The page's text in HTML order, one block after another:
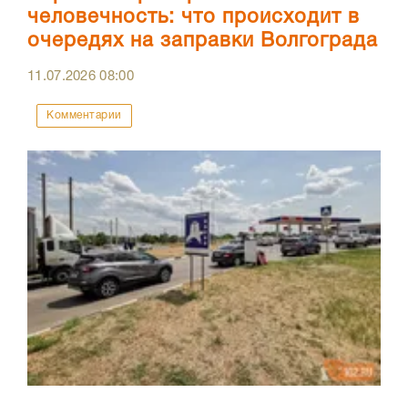
человечность: что происходит в
очередях на заправки Волгограда
11.07.202608:00
Комментарии